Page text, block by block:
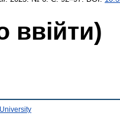
ввійти)